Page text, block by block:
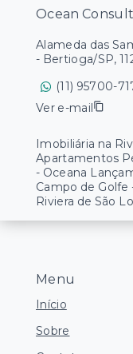
Menu
Início
Sobre
Ocean
Alameda das
- Bertioga/SP,
(11) 95700-
Ver e-mail
Imobiliária na
Apartamentos
- Oceana
Campo de Golfe
Riviera de São